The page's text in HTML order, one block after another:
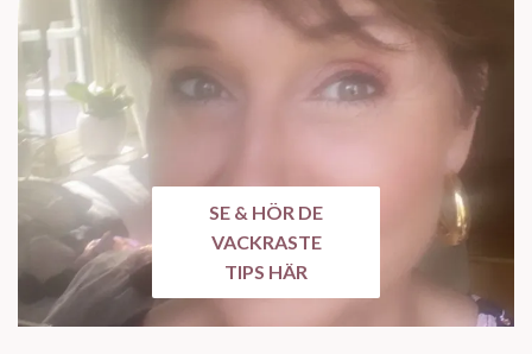
SE & HÖR DE
VACKRASTE
TIPS HÄR